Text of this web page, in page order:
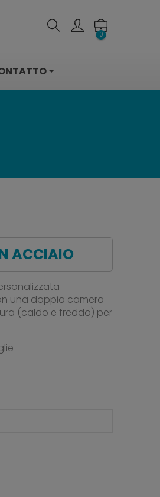
0
ACCIAIO
una doppia camera
(caldo e freddo) per